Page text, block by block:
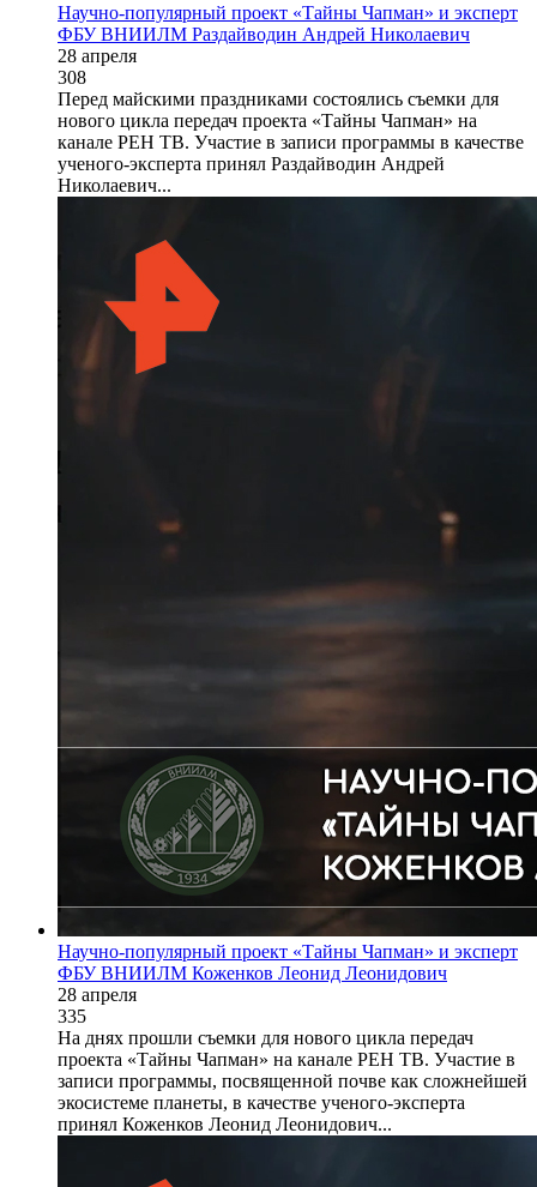
Научно-популярный проект «Тайны Чапман» и эксперт
ФБУ ВНИИЛМ Раздайводин Андрей Николаевич
28 апреля
308
Перед майскими праздниками состоялись съемки для
нового цикла передач проекта «Тайны Чапман» на
канале РЕН ТВ. Участие в записи программы в качестве
ученого-эксперта принял Раздайводин Андрей
Николаевич...
Научно-популярный проект «Тайны Чапман» и эксперт
ФБУ ВНИИЛМ Коженков Леонид Леонидович
28 апреля
335
На днях прошли съемки для нового цикла передач
проекта «Тайны Чапман» на канале РЕН ТВ. Участие в
записи программы, посвященной почве как сложнейшей
экосистеме планеты, в качестве ученого-эксперта
принял Коженков Леонид Леонидович...